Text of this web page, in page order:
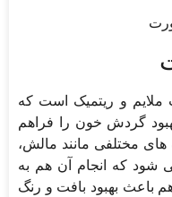
و ریتمیک است که
گردش خون را فراهم
مختلفی مانند مالش،
شود که انجام آن هم به
بهبود بافت و رنگ